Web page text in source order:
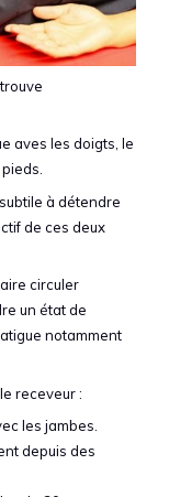
aves les doigts, le
à détendre
de ces deux
circuler
un état de
notamment
receveur :
les jambes.
depuis des